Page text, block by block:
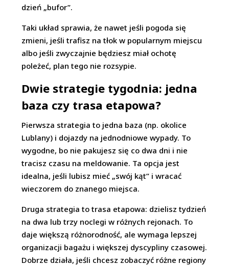
dzień „bufor”.
Taki układ sprawia, że nawet jeśli pogoda się
zmieni, jeśli trafisz na tłok w popularnym miejscu
albo jeśli zwyczajnie będziesz miał ochotę
poleżeć, plan tego nie rozsypie.
Dwie strategie tygodnia: jedna
baza czy trasa etapowa?
Pierwsza strategia to jedna baza (np. okolice
Lublany) i dojazdy na jednodniowe wypady. To
wygodne, bo nie pakujesz się co dwa dni i nie
tracisz czasu na meldowanie. Ta opcja jest
idealna, jeśli lubisz mieć „swój kąt” i wracać
wieczorem do znanego miejsca.
Druga strategia to trasa etapowa: dzielisz tydzień
na dwa lub trzy noclegi w różnych rejonach. To
daje większą różnorodność, ale wymaga lepszej
organizacji bagażu i większej dyscypliny czasowej.
Dobrze działa, jeśli chcesz zobaczyć różne regiony